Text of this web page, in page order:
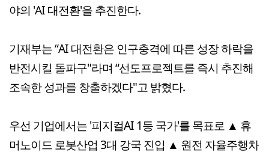
야의 'AI 대전환'을 추진한다.
기재부는 “AI 대전환은 인구충격에 따른 성장 하락을
반전시킬 돌파구"라며 “선도프로젝트를 즉시 추진해
조속한 성과를 창출하겠다"고 밝혔다.
우선 기업에서는 '피지컬AI 1등 국가'를 목표로 ▲ 휴
머노이드 로봇산업 3대 강국 진입 ▲ 원전 자율주행차